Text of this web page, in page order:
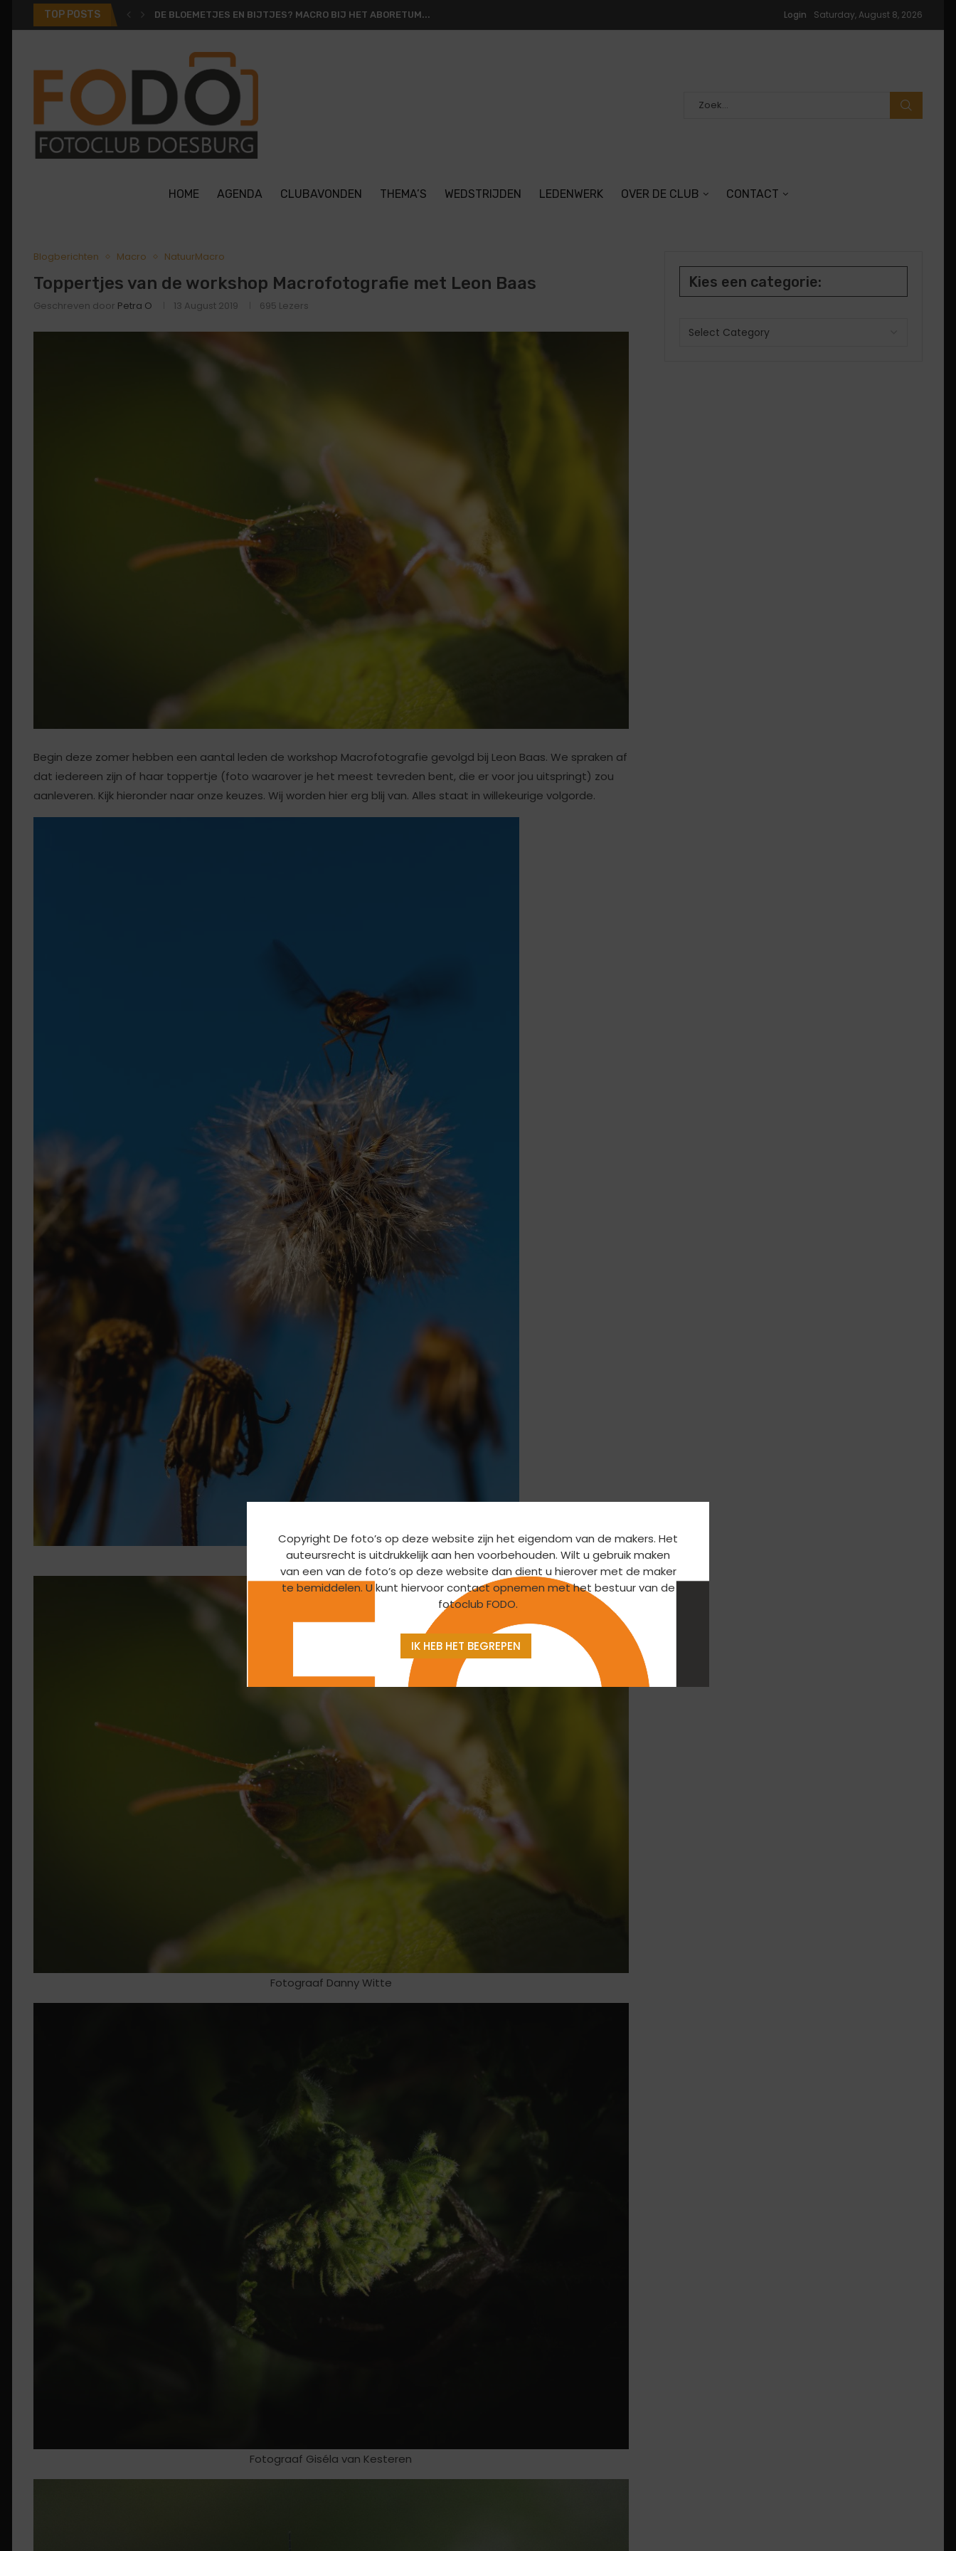
Copyright De foto’s op deze website zijn het eigendom van de makers. Het
auteursrecht is uitdrukkelijk aan hen voorbehouden. Wilt u gebruik maken
van een van de foto’s op deze website dan dient u hierover met de maker
te bemiddelen. U kunt hiervoor contact opnemen met het bestuur van de
fotoclub FODO.
IK HEB HET BEGREPEN
TOP POSTS DE BOOMKIKKER BIJ NATUUR JULI 2026 Login Saturday, August 8, 2026
HOME AGENDA CLUBAVONDEN THEMA’S WEDSTRIJDEN LEDENWERK OVER DE CLUB CONTACT
Blogberichten Macro NatuurMacro
Toppertjes van de workshop Macrofotografie met Leon Baas
Geschreven door Petra O 13 August 2019 695 Lezers
Begin deze zomer hebben een aantal leden de workshop Macrofotografie gevolgd bij Leon Baas. We spraken af
dat iedereen zijn of haar toppertje (foto waarover je het meest tevreden bent, die er voor jou uitspringt) zou
aanleveren. Kijk hieronder naar onze keuzes. Wij worden hier erg blij van. Alles staat in willekeurige volgorde.
Fotograaf Hans Heldoorn
Fotograaf Danny Witte
Fotograaf Giséla van Kesteren
Kies een categorie: